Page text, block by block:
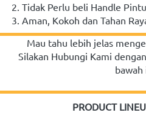
2. Tidak Perlu beli Handle Pintu
3. Aman, Kokoh dan Tahan
Mau tahu lebih jelas
Silakan Hubungi Kami
bawah
PRODUCT